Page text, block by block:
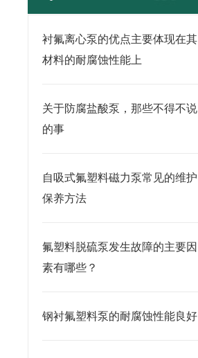
衬氟离心泵的优点主要体现在其
材料的耐腐蚀性能上
关于防腐盐酸泵，那些不得不说
的事
自吸式氟塑料磁力泵常见的维护
保养方法
氟塑料脱硫泵发生故障的主要因
素有哪些？
钢衬氟塑料泵的耐腐蚀性能良好